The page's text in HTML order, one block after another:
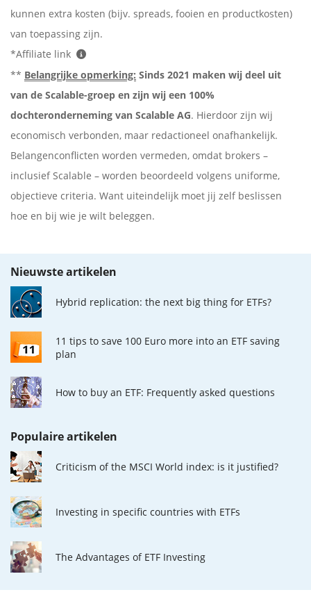
kunnen extra kosten (bijv. spreads, fooien en productkosten)
van toepassing zijn.
*Affiliate link
** Belangrijke opmerking: Sinds 2021 maken wij deel uit
van de Scalable-groep en zijn wij een 100%
dochteronderneming van Scalable AG. Hierdoor zijn wij
economisch verbonden, maar redactioneel onafhankelijk.
Belangenconflicten worden vermeden, omdat brokers –
inclusief Scalable – worden beoordeeld volgens uniforme,
objectieve criteria. Want uiteindelijk moet jij zelf beslissen
hoe en bij wie je wilt beleggen.
Nieuwste artikelen
Hybrid replication: the next big thing for ETFs?
11 tips to save 100 Euro more into an ETF saving
plan
How to buy an ETF: Frequently asked questions
Populaire artikelen
Criticism of the MSCI World index: is it justified?
Investing in specific countries with ETFs
The Advantages of ETF Investing